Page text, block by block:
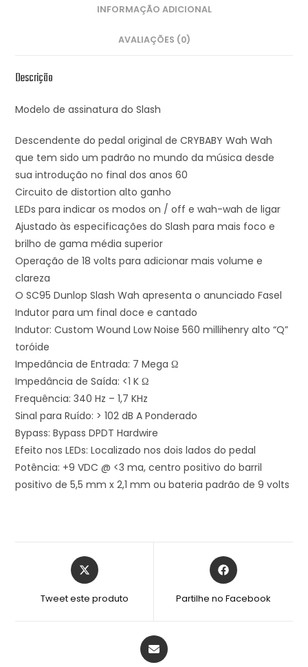
INFORMAÇÃO ADICIONAL
AVALIAÇÕES (0)
Descrição
Modelo de assinatura do Slash
Descendente do pedal original de CRYBABY Wah Wah
que tem sido um padrão no mundo da música desde
sua introdução no final dos anos 60
Circuito de distortion alto ganho
LEDs para indicar os modos on / off e wah-wah de ligar
Ajustado às especificações do Slash para mais foco e
brilho de gama média superior
Operação de 18 volts para adicionar mais volume e
clareza
O SC95 Dunlop Slash Wah apresenta o anunciado Fasel
Indutor para um final doce e cantado
Indutor: Custom Wound Low Noise 560 millihenry alto “Q”
toróide
Impedância de Entrada: 7 Mega Ω
Impedância de Saída: <1 K Ω
Frequência: 340 Hz – 1,7 KHz
Sinal para Ruído: > 102 dB A Ponderado
Bypass: Bypass DPDT Hardwire
Efeito nos LEDs: Localizado nos dois lados do pedal
Potência: +9 VDC @ <3 ma, centro positivo do barril
positivo de 5,5 mm x 2,1 mm ou bateria padrão de 9 volts
Tweet este produto Partilhe no Facebook